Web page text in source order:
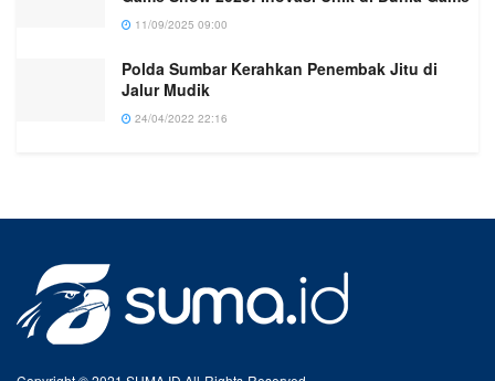
11/09/2025 09:00
Polda Sumbar Kerahkan Penembak Jitu di
Jalur Mudik
24/04/2022 22:16